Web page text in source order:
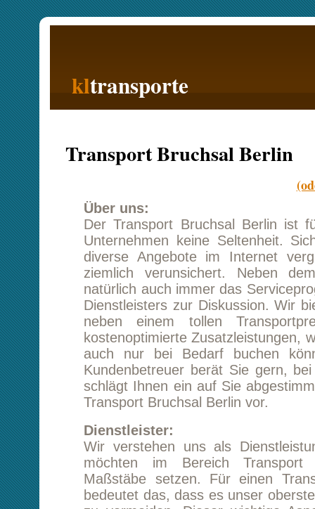
(oder Berlin
Der Transport Bruchsal Berlin ist für ein
Unternehmen keine Seltenheit. Sicher
diverse Angebote im Internet verglichen
ziemlich verunsichert. Neben dem
natürlich auch immer das Serviceprogramm
Dienstleisters zur Diskussion. Wir bieten
neben einem tollen Transportpreis auch
kostenoptimierte Zusatzleistungen, welche
auch nur bei Bedarf buchen können. Ihr
Kundenbetreuer berät Sie gern, bei all ihren
schlägt Ihnen ein auf Sie abgestimmtes
Transport Bruchsal Berlin vor.
Dienstleister:
Wir verstehen uns als
möchten im Bereich Transport und
Maßstäbe setzen. Für einen Transport
bedeutet das, dass es unser oberstes Ziel ist,
zu vermeiden. Dieser wichtige Aspekt
Kunden zugute, da dieser zum Beispiel die
bezahlen muss. Unser Leistungsangebot ist
dass der Kunde aus einzelnen Modulen
aus unserer Sicht zu einer deutlichen
führt.